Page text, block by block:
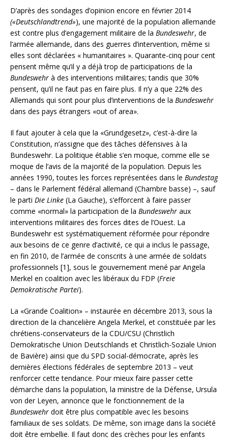
D’après des sondages d’opinion encore en février 2014
(«Deutschlandtrend»), une majorité de la population allemande
est contre plus d’engagement militaire de la Bundeswehr, de
l’armée allemande, dans des guerres d’intervention, même si
elles sont déclarées « humanitaires ». Quarante-cinq pour cent
pensent même qu’il y a déjà trop de participations de la
Bundeswehr à des interventions militaires; tandis que 30%
pensent, qu’il ne faut pas en faire plus. Il n’y a que 22% des
Allemands qui sont pour plus d’interventions de la Bundeswehr
dans des pays étrangers «out of area».
Il faut ajouter à cela que la «Grundgesetz», c’est-à-dire la
Constitution, n’assigne que des tâches défensives à la
Bundeswehr. La politique établie s’en moque, comme elle se
moque de l’avis de la majorité de la population. Depuis les
années 1990, toutes les forces représentées dans le Bundestag
– dans le Parlement fédéral allemand (Chambre basse) –, sauf
le parti Die Linke (La Gauche), s’efforcent à faire passer
comme «normal» la participation de la Bundeswehr aux
interventions militaires des forces dites de l’Ouest. La
Bundeswehr est systématiquement réformée pour répondre
aux besoins de ce genre d’activité, ce qui a inclus le passage,
en fin 2010, de l’armée de conscrits à une armée de soldats
professionnels [1], sous le gouvernement mené par Angela
Merkel en coalition avec les libéraux du FDP (Freie
Demokratische Partei).
La «Grande Coalition» – instaurée en décembre 2013, sous la
direction de la chancelière Angela Merkel, et constituée par les
chrétiens-conservateurs de la CDU/CSU (Christlich
Demokratische Union Deutschlands et Christlich-Soziale Union
de Bavière) ainsi que du SPD social-démocrate, après les
dernières élections fédérales de septembre 2013 – veut
renforcer cette tendance. Pour mieux faire passer cette
démarche dans la population, la ministre de la Défense, Ursula
von der Leyen, annonce que le fonctionnement de la
Bundeswehr doit être plus compatible avec les besoins
familiaux de ses soldats. De même, son image dans la société
doit être embellie. Il faut donc des crèches pour les enfants